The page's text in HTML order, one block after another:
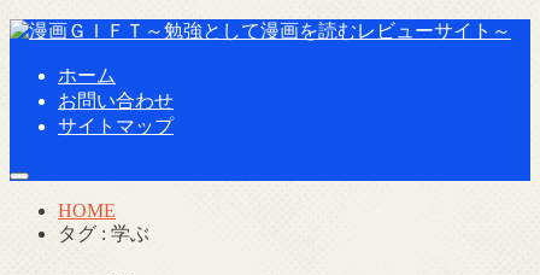
ホーム
お問い合わせ
サイトマップ
HOME
タグ : 学ぶ